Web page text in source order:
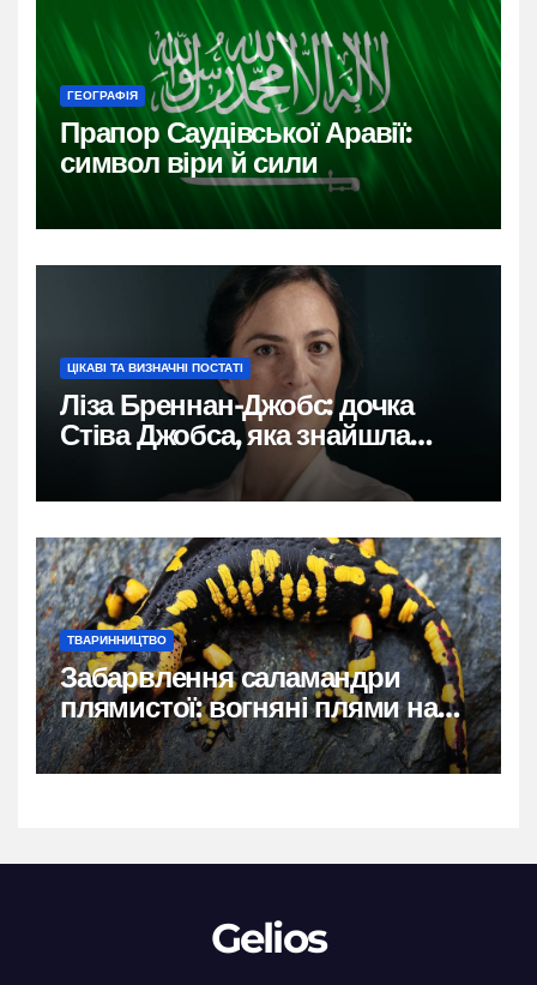
ГЕОГРАФІЯ
Прапор Саудівської Аравії:
символ віри й сили
ЦІКАВІ ТА ВИЗНАЧНІ ПОСТАТІ
Ліза Бреннан-Джобс: дочка
Стіва Джобса, яка знайшла
власний голос
ТВАРИННИЦТВО
Забарвлення саламандри
плямистої: вогняні плями на
чорному тлі
Gelios